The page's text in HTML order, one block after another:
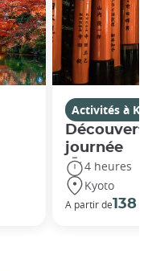
Activités à
journée
4 heures
Kyoto
A partir de138 €